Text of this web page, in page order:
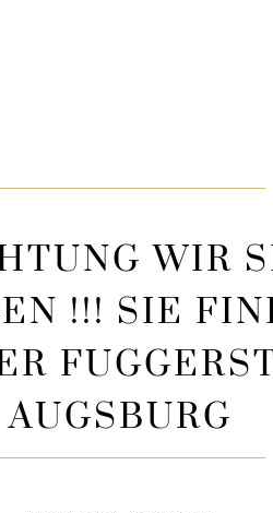
WIR
!!! SIE
UGSBURG